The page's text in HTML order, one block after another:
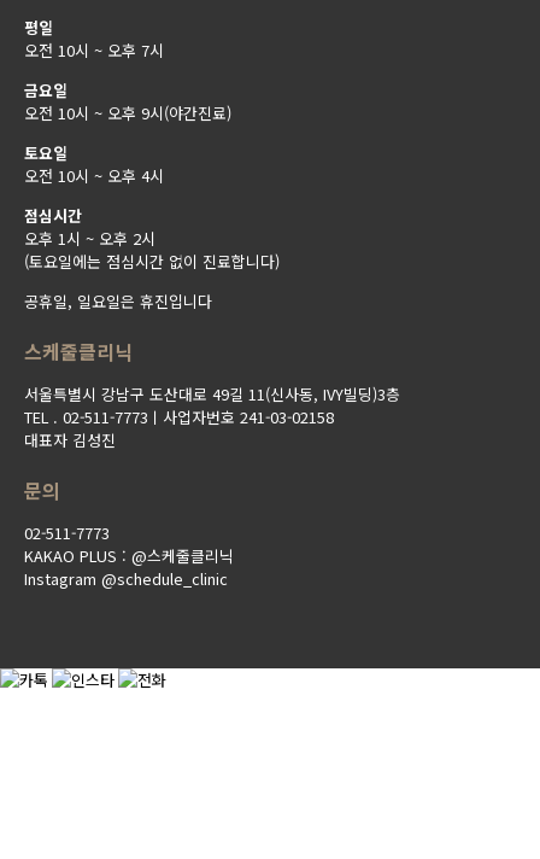
평일
오전 10시 ~ 오후 7시
금요일
오전 10시 ~ 오후 9시(야간진료)
토요일
오전 10시 ~ 오후 4시
점심시간
오후 1시 ~ 오후 2시
(토요일에는 점심시간 없이 진료합니다)
공휴일, 일요일은 휴진입니다
스케줄클리닉
서울특별시 강남구 도산대로 49길 11(신사동, IVY빌딩)3층
TEL . 02-511-7773ㅣ사업자번호 241-03-02158
대표자 김성진
문의
02-511-7773
KAKAO PLUS : @스케줄클리닉
Instagram @schedule_clinic